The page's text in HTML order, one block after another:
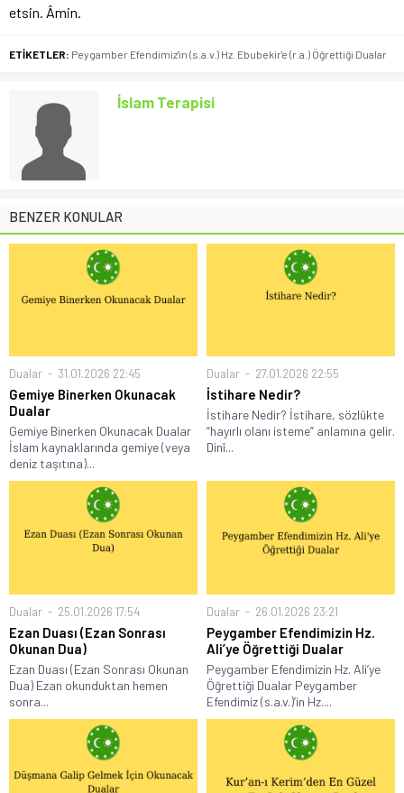
etsin. Âmin.
ETİKETLER: Peygamber Efendimiz'in (s.a.v.) Hz. Ebubekir'e (r.a.) Öğrettiği Dualar
İslam Terapisi
BENZER KONULAR
Dualar 31.01.2026 22:45
Gemiye Binerken Okunacak
Dualar
Gemiye Binerken Okunacak Dualar
İslam kaynaklarında gemiye (veya
deniz taşıtına)...
Dualar 27.01.2026 22:55
İstihare Nedir?
İstihare Nedir? İstihare, sözlükte
“hayırlı olanı isteme” anlamına gelir.
Dinî...
Dualar 25.01.2026 17:54
Ezan Duası (Ezan Sonrası
Okunan Dua)
Ezan Duası (Ezan Sonrası Okunan
Dua) Ezan okunduktan hemen
sonra...
Dualar 26.01.2026 23:21
Peygamber Efendimizin Hz.
Ali’ye Öğrettiği Dualar
Peygamber Efendimizin Hz. Ali’ye
Öğrettiği Dualar Peygamber
Efendimiz (s.a.v.)’in Hz....